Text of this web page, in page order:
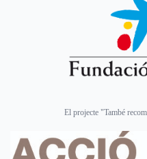
El projecte "També